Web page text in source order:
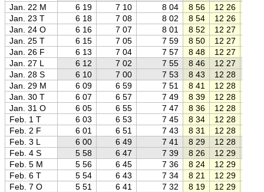
Jan. 22 M
6 19 7 10 8 04 8 56 12 26
Jan. 23 T
6 18 7 08 8 02 8 54 12 26
Jan. 24 O
6 16 7 07 8 01 8 52 12 27
Jan. 25 T
6 15 7 05 7 59 8 50 12 27
Jan. 26 F
6 13 7 04 7 57 8 48 12 27
Jan. 27 L
6 12 7 02 7 55 8 46 12 27
Jan. 28 S
6 10 7 00 7 53 8 43 12 28
Jan. 29 M
6 09 6 59 7 51 8 41 12 28
Jan. 30 T
6 07 6 57 7 49 8 39 12 28
Jan. 31 O
6 05 6 55 7 47 8 36 12 28
Feb. 1 T
6 03 6 53 7 45 8 34 12 28
Feb. 2 F
6 01 6 51 7 43 8 31 12 28
Feb. 3 L
6 00 6 49 7 41 8 29 12 28
Feb. 4 S
5 58 6 47 7 39 8 26 12 29
Feb. 5 M
5 56 6 45 7 36 8 24 12 29
Feb. 6 T
5 54 6 43 7 34 8 21 12 29
Feb. 7 O
5 51 6 41 7 32 8 19 12 29